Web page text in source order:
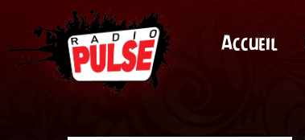
Accueil